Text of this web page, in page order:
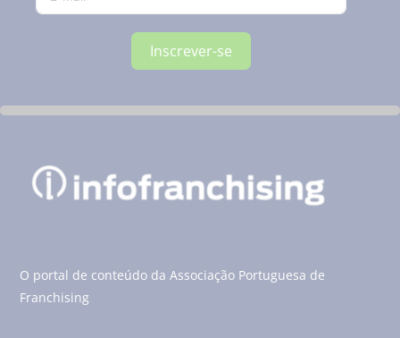
Inscrever-se
O portal de conteúdo da Associação Portuguesa de
Franchising